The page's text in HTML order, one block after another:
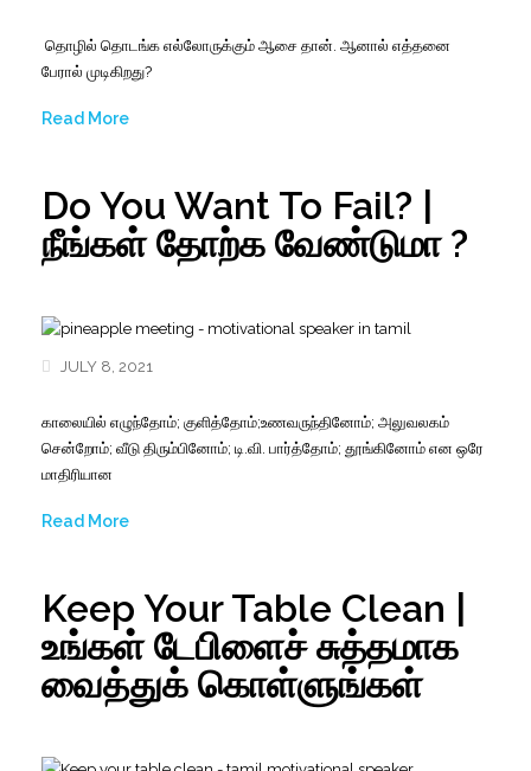
தொழில் தொடங்க எல்லோருக்கும் ஆசை தான். ஆனால் எத்தனை
பேரால் முடிகிறது?
Read More
Do You Want To Fail? |
நீங்கள் தோற்க வேண்டுமா ?
JULY 8, 2021
காலையில் எழுந்தோம்; குளித்தோம்;உணவருந்தினோம்; அலுவலகம்
சென்றோம்; வீடு திரும்பினோம்; டி.வி. பார்த்தோம்; தூங்கினோம் என ஒரே
மாதிரியான
Read More
Keep Your Table Clean |
உங்கள் டேபிளைச் சுத்தமாக
வைத்துக் கொள்ளுங்கள்